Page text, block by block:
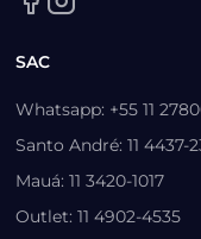
SAC
Whatsapp: +55 11
Santo André: 11 4437-
Mauá: 11 3420-1017
Outlet: 11 4902-4535